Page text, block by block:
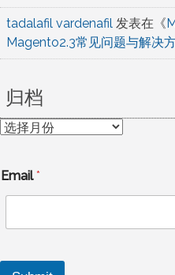
tadalafil vardenafil 发表在《
Magento2.3常见问题与解决
归档
归
Email*